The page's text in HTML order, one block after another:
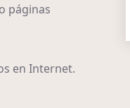
páginas
en Internet.